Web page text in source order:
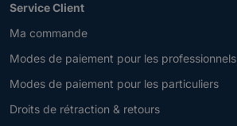
Service Client
Ma commande
Modes de paiement pour les professionnels
Modes de paiement pour les particuliers
Droits de rétraction & retours